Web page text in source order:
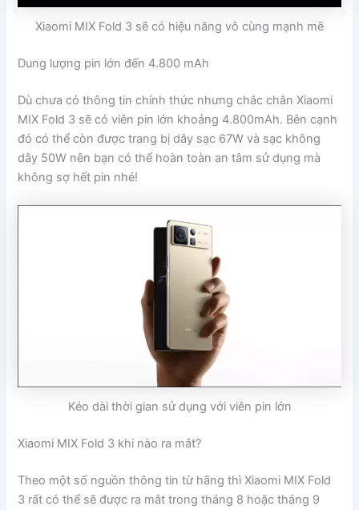
Xiaomi MIX Fold 3 sẽ có hiệu năng vô cùng mạnh mẽ
Dung lượng pin lớn đến 4.800 mAh
Dù chưa có thông tin chính thức nhưng chắc chắn Xiaomi
MIX Fold 3 sẽ có viên pin lớn khoảng 4.800mAh. Bên cạnh
đó có thể còn được trang bị dây sạc 67W và sạc không
dây 50W nên bạn có thể hoàn toàn an tâm sử dụng mà
không sợ hết pin nhé!
Kéo dài thời gian sử dụng với viên pin lớn
Xiaomi MIX Fold 3 khi nào ra mắt?
Theo một số nguồn thông tin từ hãng thì Xiaomi MIX Fold
3 rất có thể sẽ được ra mắt trong tháng 8 hoặc tháng 9